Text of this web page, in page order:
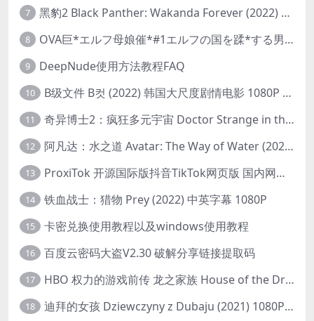
7 黑豹2 Black Panther: Wakanda Forever (2022) 高清版
8 OVA巨*エルフ母娘催*#1エルフの国を蹂*する男。汚された女王と姫
9 DeepNude使用方法教程FAQ
10 B级文件 B컷 (2022) 韩国大尺度剧情电影 1080P 中字
11 奇异博士2：疯狂多元宇宙 Doctor Strange in the Multiverse of Madness (2022) 高清版1080p
12 阿凡达：水之道 Avatar: The Way of Water (2022) 1080p 2k 4k 中文字幕
13 ProxiTok 开源国际版抖音TikTok网页版 国内网络直连
14 铁血战士：猎物 Prey (2022) 中英字幕 1080P
15 卡密兑换使用教程以及windows使用教程
16 百度云密码大盗V2.30 破解分享链接提取码
17 HBO 权力的游戏前传 龙之家族 House of the Dragon (2022) 中字 1080P 更新4集
18 迪拜的女孩 Dziewczyny z Dubaju (2021) 1080P 中字